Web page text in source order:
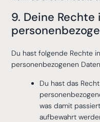
9. Deine Rechte
Du hast folgende Rechte
personenbezogenen
Du hast das
was damit
aufbewahrt